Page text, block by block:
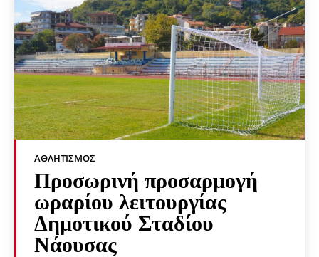
ΑΘΛΗΤΙΣΜΌΣ
Προσωρινή προσαρμογή
ωραρίου λειτουργίας
Δημοτικού Σταδίου
Νάουσας